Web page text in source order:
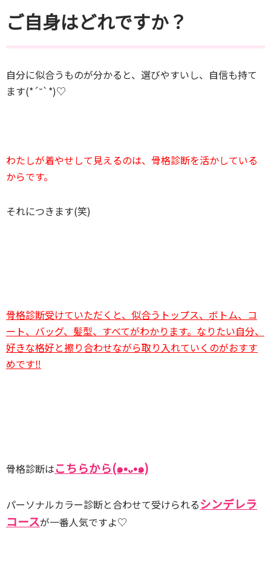
ご自身はどれですか？
自分に似合うものが分かると、選びやすいし、自信も持て
ます(*´˘`*)♡
わたしが着やせして見えるのは、骨格診断を活かしている
からです。
それにつきます(笑)
骨格診断受けていただくと、似合うトップス、ボトム、コ
ート、バッグ、髪型、すべてがわかります。なりたい自分、
好きな格好と擦り合わせながら取り入れていくのがおすす
めです‼
骨格診断はこちらから(๑•᎑•๑)
パーソナルカラー診断と合わせて受けられるシンデレラ
コースが一番人気ですよ♡